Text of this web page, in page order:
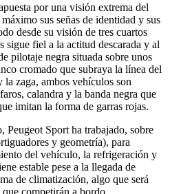
por una visión extrema del
sus señas de identidad y sus
desde su visión de tres cuartos
sigue fiel a la actitud descarada y al
pilotaje negra situada sobre unos
cromado que subraya la línea del
zaga, ambos vehículos son
calandra y la banda negra que
imitan la forma de garras rojas.
Peugeot Sport ha trabajado, sobre
y geometría), para
del vehículo, la refrigeración y
estable pese a la llegada de
de climatización, algo que será
competirán a bordo.